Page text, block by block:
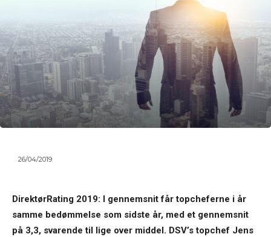
26/04/2019
DirektørRating 2019: I gennemsnit får topcheferne i år
samme bedømmelse som sidste år, med et gennemsnit
på 3,3, svarende til lige over middel. DSV’s topchef Jens